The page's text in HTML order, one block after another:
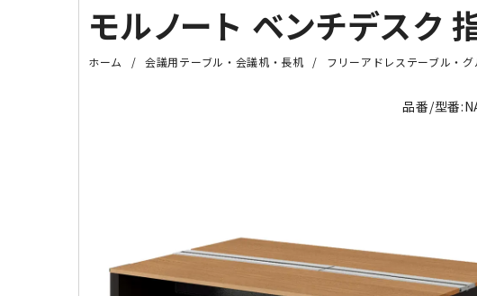
モルノート ベンチデス
ホーム 会議用テーブル・会議机・長机 フリーアドレステーブル・グ
品番/型番: